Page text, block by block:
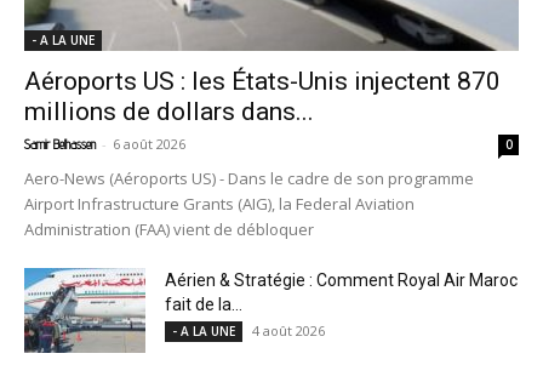
- A LA UNE
Aéroports US : les États-Unis injectent 870
millions de dollars dans...
Samir Belhassen - 6 août 2026 0
Aero-News (Aéroports US) - Dans le cadre de son programme
Airport Infrastructure Grants (AIG), la Federal Aviation
Administration (FAA) vient de débloquer
Aérien & Stratégie : Comment Royal Air Maroc
fait de la...
- A LA UNE 4 août 2026